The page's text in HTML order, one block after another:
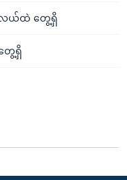
င်လယ်ထဲ တွေ့ရှိ
ေ့ရှိ